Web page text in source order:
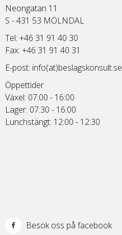
Neongatan 11
S - 431 53 MÖLNDAL
Tel: +46 31 91 40 30
Fax: +46 31 91 40 31
E-post: info(at)beslagskonsult.se
Öppettider
Växel: 07:00 - 16:00
Lager: 07:30 - 16:00
Lunchstängt: 12:00 - 12:30
Besök oss på facebook